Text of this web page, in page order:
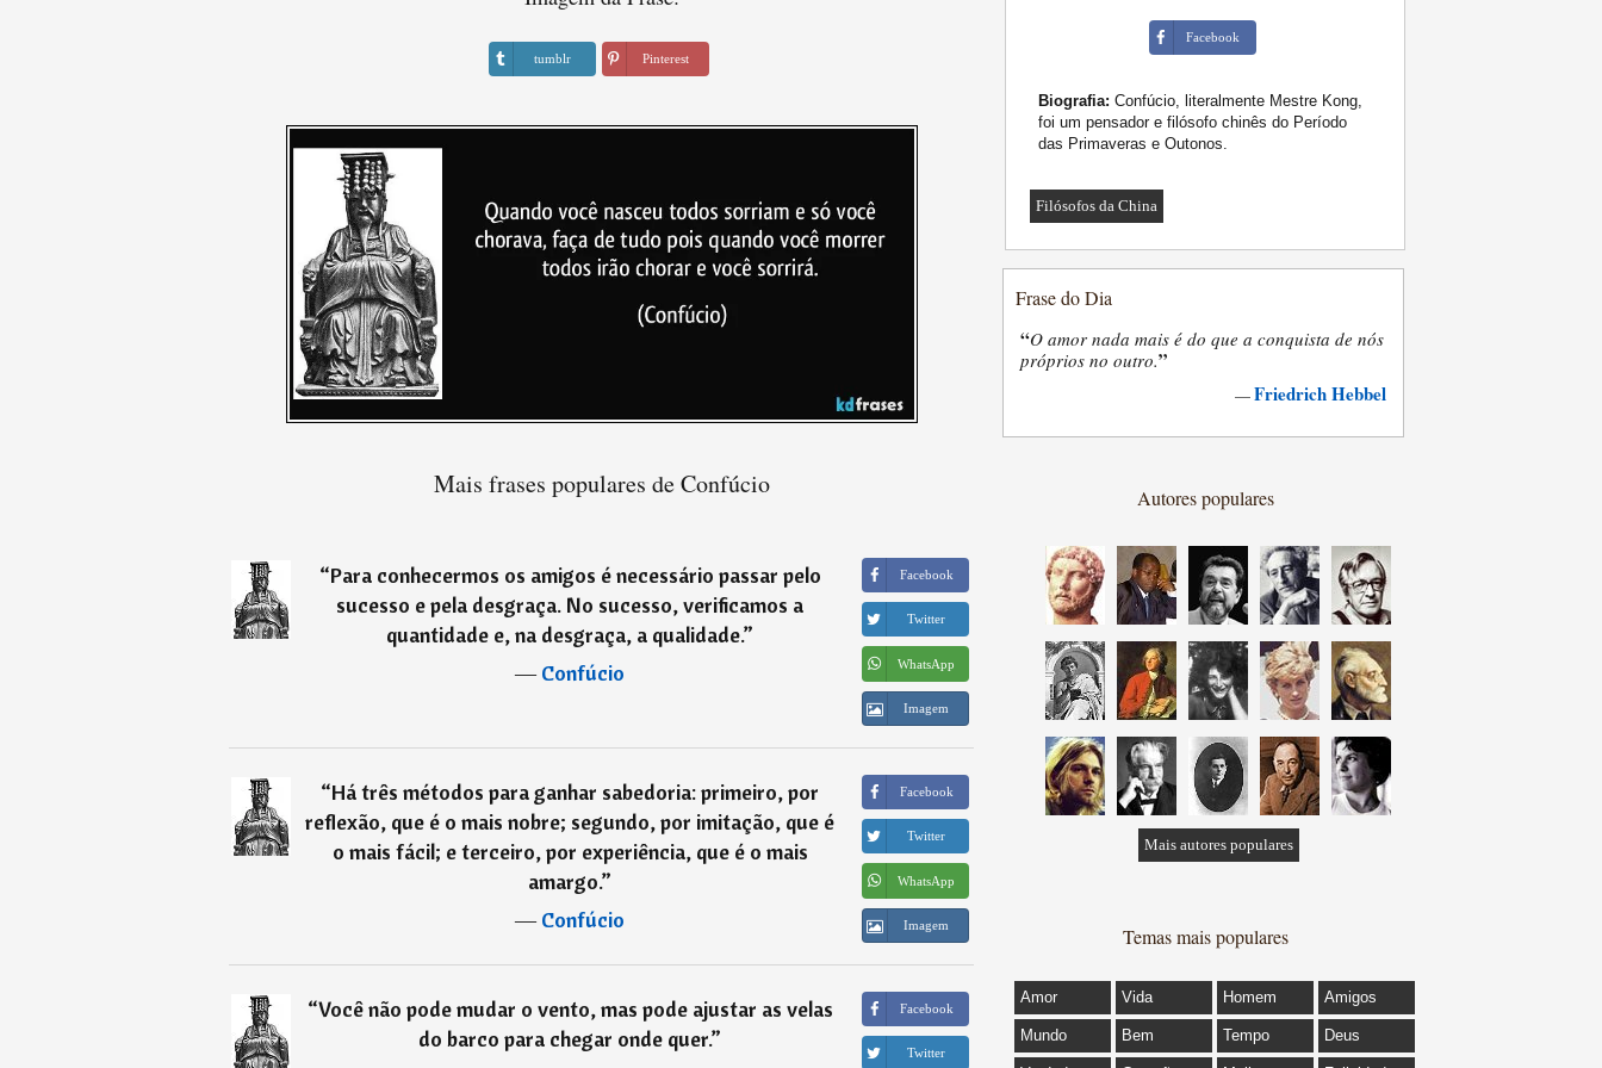
tumblr Pinterest
Mais frases populares de Confúcio
“Para conhecermos os amigos é necessário passar pelo
sucesso e pela desgraça. No sucesso, verificamos a
quantidade e, na desgraça, a qualidade.”
―Confúcio
Facebook
Twitter
WhatsApp
Imagem
“Há três métodos para ganhar sabedoria: primeiro, por
reflexão, que é o mais nobre; segundo, por imitação, que é
o mais fácil; e terceiro, por experiência, que é o mais
amargo.”
―Confúcio
Facebook
Twitter
WhatsApp
Imagem
“Você não pode mudar o vento, mas pode ajustar as velas
do barco para chegar onde quer.”
Facebook
Twitter
Facebook
Biografia: Confúcio, literalmente Mestre Kong,
foi um pensador e filósofo chinês do Período
das Primaveras e Outonos.
Filósofos da China
Frase do Dia
“O amor nada mais é do que a conquista de nós
próprios no outro.”
—Friedrich Hebbel
Autores populares
Mais autores populares
Temas mais populares
Amor Vida Homem Amigos
Mundo Bem Tempo Deus